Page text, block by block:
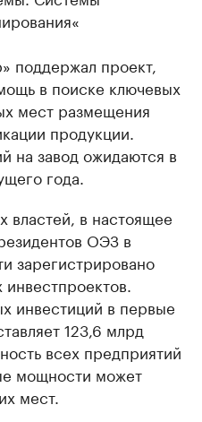
поддержал проект,
в поиске ключевых
мест размещения
продукции.
на завод ожидаются в
года.
властей, в настоящее
ОЭЗ в
зарегистрировано
инвестиций в первые
123,6 млрд
всех предприятий
мощности может
мест.